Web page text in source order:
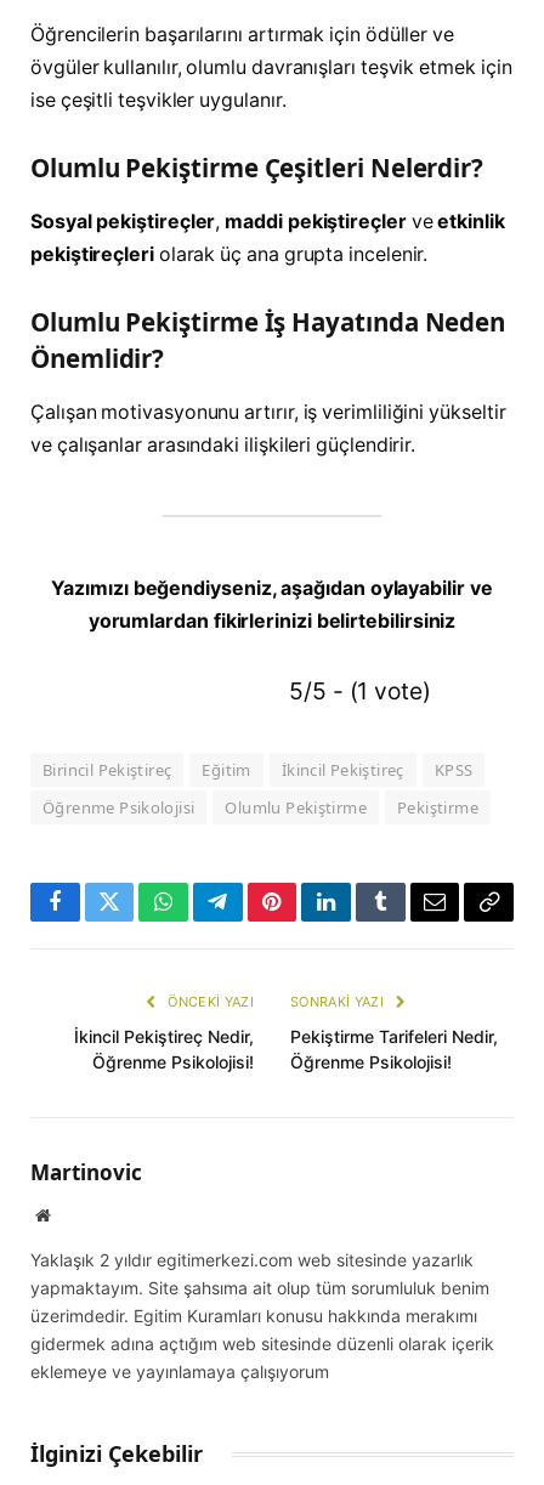
Öğrencilerin başarılarını artırmak için ödüller ve
övgüler kullanılır, olumlu davranışları teşvik etmek için
ise çeşitli teşvikler uygulanır.
Olumlu Pekiştirme Çeşitleri Nelerdir?
Sosyal pekiştireçler, maddi pekiştireçlerveetkinlik
pekiştireçleriolarak üç ana grupta incelenir.
Olumlu Pekiştirme İş Hayatında Neden
Önemlidir?
Çalışan motivasyonunu artırır, iş verimliliğini yükseltir
ve çalışanlar arasındaki ilişkileri güçlendirir.
Yazımızı beğendiyseniz, aşağıdan oylayabilir ve
yorumlardan fikirlerinizi belirtebilirsiniz
5/5 - (1 vote)
Birincil Pekiştireç Eğitim İkincil Pekiştireç
KPSS
Öğrenme Psikolojisi
Olumlu Pekiştirme Pekiştirme
FacebookTwitterWhatsAppTelegramPinterestLinkedInTumblrE-
Copy
ÖNCEKI YAZI
İkincil Pekiştireç Nedir,
Öğrenme Psikolojisi!
SONRAKI YAZI
Pekiştirme Tarifeleri Nedir,
Öğrenme Psikolojisi!
Martinovic
Website
Yaklaşık 2 yıldır egitimerkezi.com web sitesinde yazarlık
yapmaktayım. Site şahsıma ait olup tüm sorumluluk benim
üzerimdedir. Egitim Kuramları konusu hakkında merakımı
gidermek adına açtığım web sitesinde düzenli olarak içerik
eklemeye ve yayınlamaya çalışıyorum
İlginizi Çekebilir